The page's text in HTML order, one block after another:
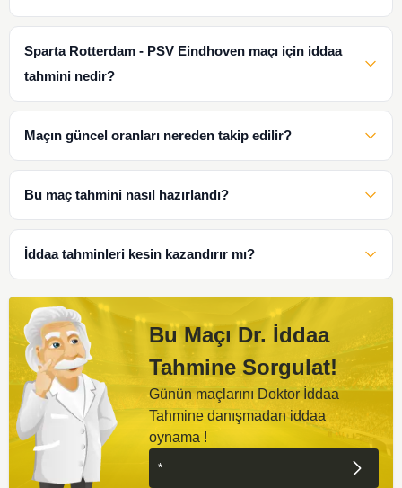
Sparta Rotterdam - PSV Eindhoven maçı için iddaa
tahmini nedir?
Maçın güncel oranları nereden takip edilir?
Bu maç tahmini nasıl hazırlandı?
İddaa tahminleri kesin kazandırır mı?
Bu Maçı Dr. İddaa
Tahmine Sorgulat!
Günün maçlarını Doktor İddaa
Tahmine danışmadan iddaa
oynama !